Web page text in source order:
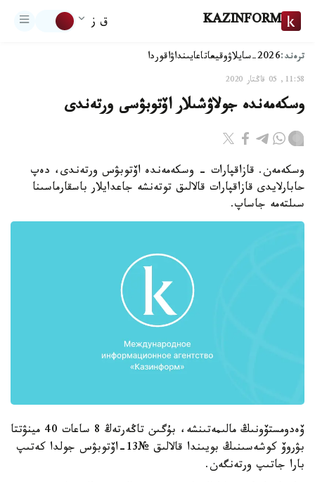
KAZINFORM ق ز
ترەند:2026-سايلاۋ وقيعاتاعايىنداۋاقوردا
11:58, 05 قاڭتار 2020
وسكەمەندە جولاۋشىلار اۆتوبۋسى ورتەندى
وسكەمەن. قازاقپارات - وسكەمەندە اۆتوبۋس ورتەندى، دەپ
حابارلايدى قازاقپارات قالالىق توتەنشە جاعدايلار باسقارماسىنا
سىلتەمە جاساپ.
ۆەدومستۆونىڭ مالىمەتىنشە، بۇگىن تاڭەرتەڭ 8 ساعات 40 مينۋتتا
بۋروۆ كوشەسىنىڭ بويىندا قالالىق №13-اۆتوبۋس جولدا كەتىپ
بارا جاتىپ ورتەنگەن.